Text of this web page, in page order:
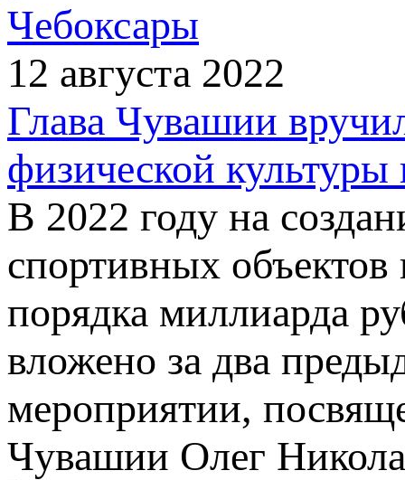
Чебоксары
12 августа 2022
Глава Чувашии
физической культуры
В 2022 году на
спортивных
порядка миллиарда
вложено за два
мероприятии,
Чувашии Олег